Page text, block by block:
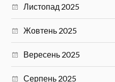
Листопад 2025
Жовтень 2025
Вересень 2025
Серпень 2025